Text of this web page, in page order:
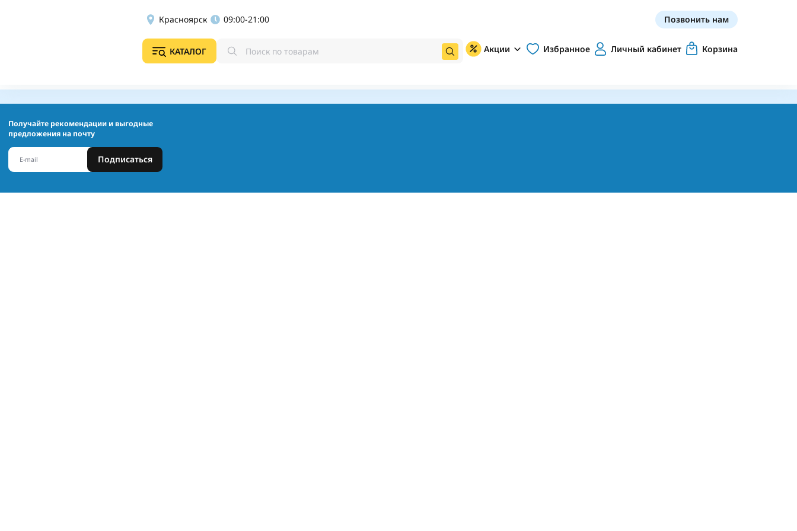
Красноярск 09:00-21:00 Позвонить нам
КАТАЛОГ Акции Избранное Личный кабинет Корзина
Получайте рекомендации и выгодные
предложения на почту
Подписаться